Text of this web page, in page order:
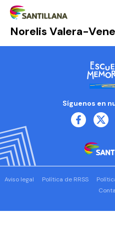
Norelis Valera-
Síguenos en
Aviso legal Política de RRSS